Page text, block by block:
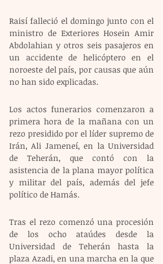
Raisí falleció el domingo junto con el
ministro de Exteriores Hosein Amir
Abdolahian y otros seis pasajeros en
un accidente de helicóptero en el
noroeste del país, por causas que aún
no han sido explicadas.
Los actos funerarios comenzaron a
primera hora de la mañana con un
rezo presidido por el líder supremo de
Irán, Ali Jameneí, en la Universidad
de Teherán, que contó con la
asistencia de la plana mayor política
y militar del país, además del jefe
político de Hamás.
Tras el rezo comenzó una procesión
de los ocho ataúdes desde la
Universidad de Teherán hasta la
plaza Azadi, en una marcha en la que